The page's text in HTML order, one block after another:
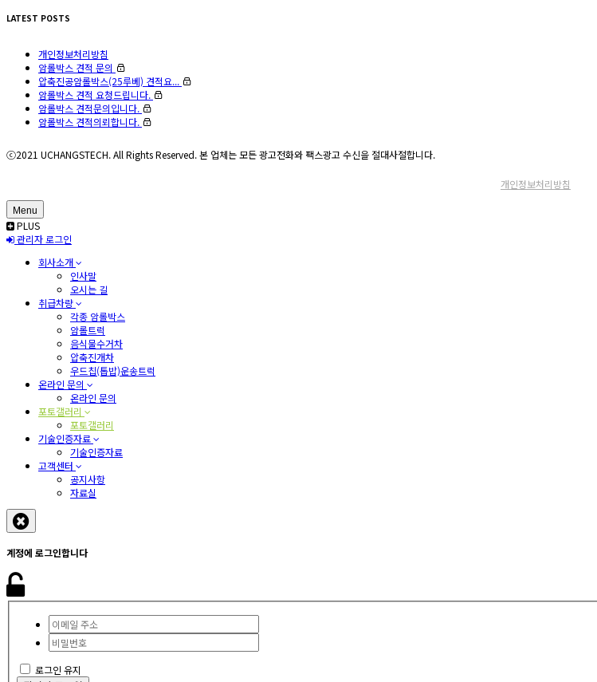
LATEST POSTS
개인정보처리방침
암롤박스 견적 문의
압축진공암롤박스(25루베) 견적요...
암롤박스 견적 요청드립니다.
암롤박스 견적문의입니다.
암롤박스 견적의뢰합니다.
ⓒ2021 UCHANGSTECH. All Rights Reserved. 본 업체는 모든 광고전화와 팩스광고 수신을 절대사절합니다.
개인정보처리방침
Menu
PLUS
관리자 로그인
회사소개
인사말
오시는 길
취급차량
각종 암롤박스
암롤트럭
음식물수거차
압축진개차
우드칩(톱밥)운송트럭
온라인 문의
온라인 문의
포토갤러리
포토갤러리
기술인증자료
기술인증자료
고객센터
공지사항
자료실
계정에 로그인합니다
로그인 유지